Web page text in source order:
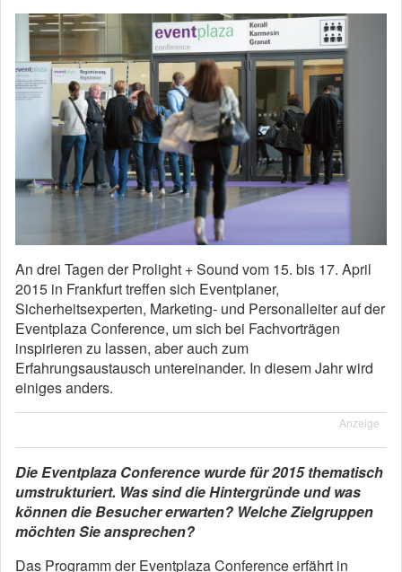
An drei Tagen der Prolight + Sound vom 15. bis 17. April
2015 in Frankfurt treffen sich Eventplaner,
Sicherheitsexperten, Marketing- und Personalleiter auf der
Eventplaza Conference, um sich bei Fachvorträgen
inspirieren zu lassen, aber auch zum
Erfahrungsaustausch untereinander. In diesem Jahr wird
einiges anders.
Anzeige
Die Eventplaza Conference wurde für 2015 thematisch
umstrukturiert. Was sind die Hintergründe und was
können die Besucher erwarten? Welche Zielgruppen
möchten Sie ansprechen?
Das Programm der Eventplaza Conference erfährt in